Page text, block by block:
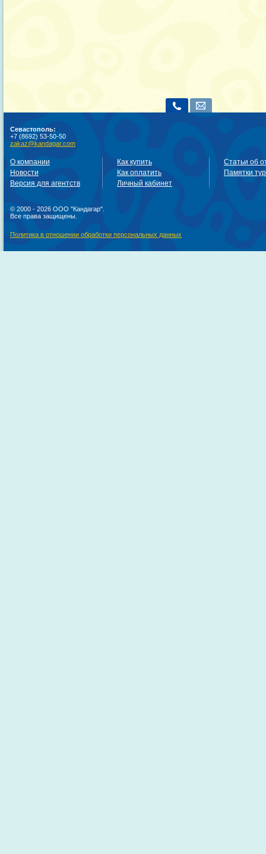
Севастополь:
+7 (8692) 53-50-50
zakaz@kandagar.com
О компании
Новости
Версия для агентств
Как купить
Как оплатить
Личный кабинет
Статьи об
Памятки
© 2000 - 2026 ООО "Кандагар".
Все права защищены.
Политика в отношении обработки персональных данных